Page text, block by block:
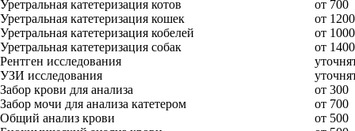
Уретральная катетеризация котов
от 700
Уретральная катетеризация кошек
от 1200
Уретральная катетеризация кобелей
от 1000
Уретральная катетеризация собак
от 1400
Рентген исследования
УЗИ исследования
Забор крови для анализа
от 300
Забор мочи для анализа катетером
от 700
Общий анализ крови
от 500